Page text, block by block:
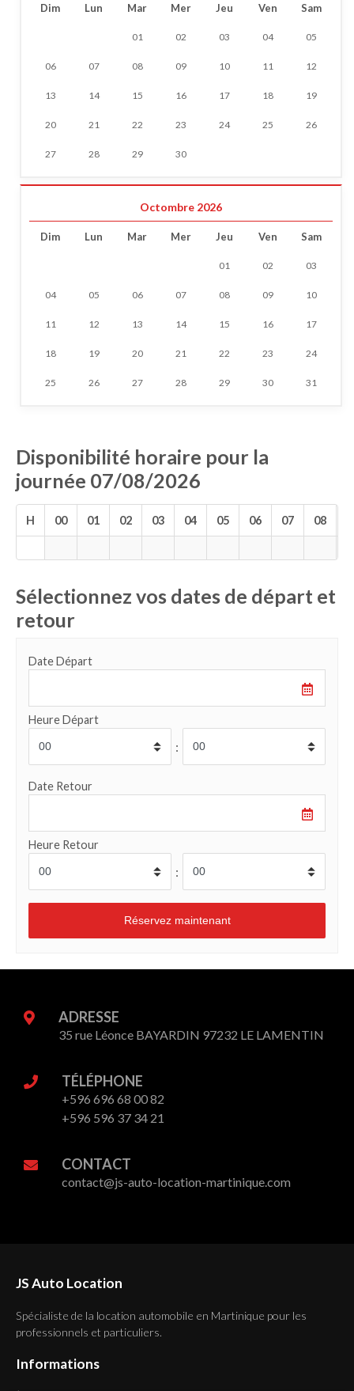
Dim Lun Mar Mer Jeu Ven Sam
01 02 03 04 05
06 07 08 09 10 11 12
13 14 15 16 17 18 19
20 21 22 23 24 25 26
27 28 29 30
Octombre 2026
Dim Lun Mar Mer Jeu Ven Sam
01 02 03
04 05 06 07 08 09 10
11 12 13 14 15 16 17
18 19 20 21 22 23 24
25 26 27 28 29 30 31
Disponibilité horaire pour la
journée 07/08/2026
H 00 01 02 03 04 05 06 07 08
Sélectionnez vos dates de départ et
retour
Date Départ
Heure Départ
:
Date Retour
Heure Retour
:
ADRESSE
35 rue Léonce BAYARDIN 97232 LE LAMENTIN
TÉLÉPHONE
+596 696 68 00 82
+596 596 37 34 21
CONTACT
contact@js-auto-location-martinique.com
JS Auto Location
Spécialiste de la location automobile en Martinique pour les
professionnels et particuliers.
Informations